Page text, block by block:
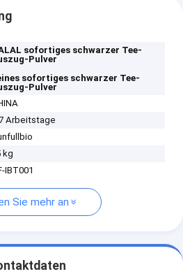
sofortiges schwarzer Tee-
Pulver
sofortiges schwarzer Tee-
Pulver
Arbeitstage
kg
IBT001
Sie mehr an